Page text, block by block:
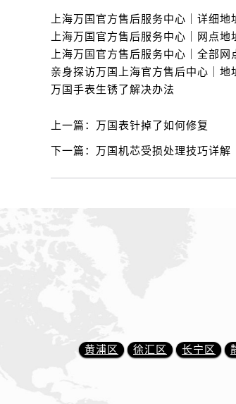
万国手表生锈了解决办法
上一篇： 万国表针掉了如何修复
下一篇： 万国机芯受损处理技巧详解
黄浦区 徐汇区 长宁区